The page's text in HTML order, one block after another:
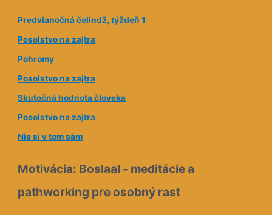
a
d
r
e
s
Predvianočná čelindž, týždeň 1
Posolstvo na zajtra
Pohromy
Posolstvo na zajtra
Skutočná hodnota človeka
Posolstvo na zajtra
Nie si v tom sám
Motivácia: Boslaal - meditácie a
pathworking pre osobný rast